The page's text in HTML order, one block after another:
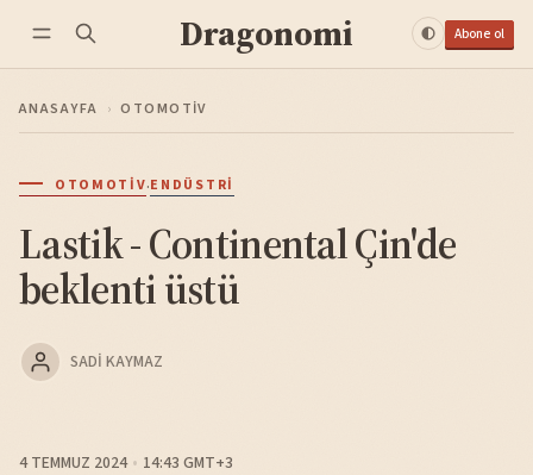
Dragonomi Abone ol
ANASAYFA › OTOMOTIV
OTOMOTIV·ENDÜSTRI
Lastik - Continental Çin'de
beklenti üstü
SADI KAYMAZ
4 TEMMUZ 2024
14:43 GMT+3